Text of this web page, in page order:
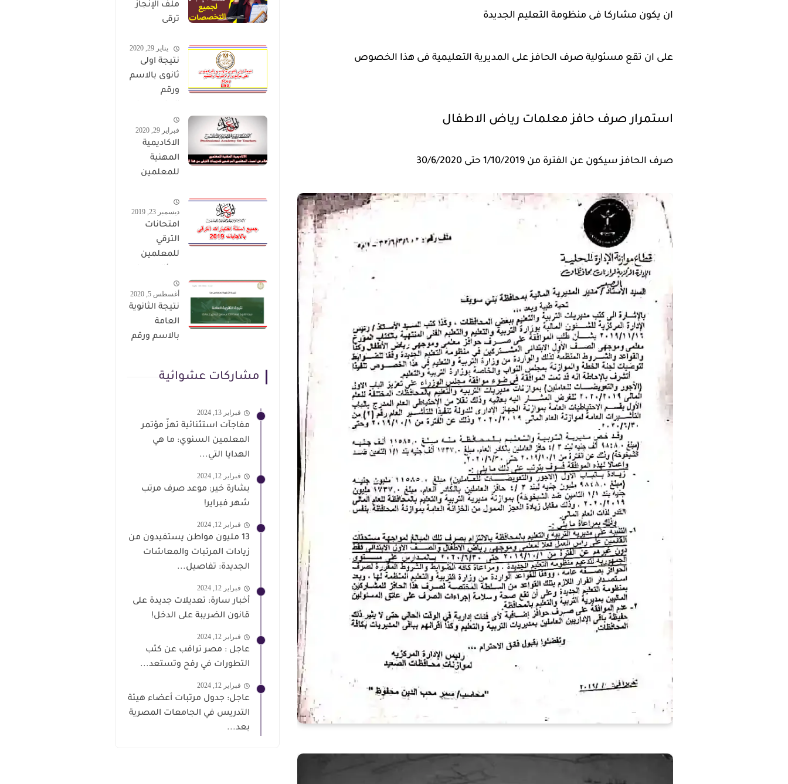
ان يكون مشاركا فى منظومة التعليم الجديدة
على ان تقع مسئولية صرف الحافز على المديرية التعليمية فى هذا الخصوص
استمرار صرف حافز معلمات رياض الاطفال
صرف الحافز سيكون عن الفترة من 1/10/2019 حتى 30/6/2020
ملف الإنجاز
ترقى
2024 صالح
لجميع
التخصصات
يناير 29, 2020
نتيجة اولى
ثانوى بالاسم
ورقم
موقع وزارة
التربية
والتعليم
وموقع LMS
فبراير 29, 2020
الاكاديمية
المهنية
للمعلمين
عن اسماء
المعلمين
لتدريبات
ديسمبر 23, 2019
امتحانات
الترقي
للمعلمين
حمل من هنا
أغسطس 5, 2020
نتيجة الثانوية
العامة
بالاسم ورقم
مشاركات عشوائية
فبراير 13, 2024
مفاجآت استثنائية تهزّ مؤتمر
المعلمين السنوي: ما هي
الهدايا التي...
فبراير 12, 2024
بشارة خير: موعد صرف مرتب
شهر فبراير!
فبراير 12, 2024
13 مليون مواطن يستفيدون من
زيادات المرتبات والمعاشات
الجديدة: تفاصيل...
فبراير 12, 2024
أخبار سارة: تعديلات جديدة على
قانون الضريبة على الدخل!
فبراير 12, 2024
عاجل : مصر تراقب عن كثب
التطورات في رفح وتستعد...
فبراير 12, 2024
عاجل: جدول مرتبات أعضاء هيئة
التدريس في الجامعات المصرية
بعد...